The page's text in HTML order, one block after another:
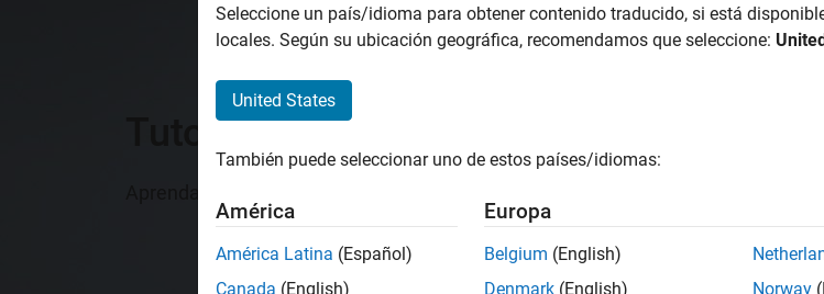
Tutoriales y vídeos
Seleccione un país/idioma para obtener contenido traducido, si está
locales. Según su ubicación geográfica, recomendamos que seleccione:
United States
También puede seleccionar uno de estos países/idiomas:
América
América Latina (Español)
Canada (English)
Europa
Belgium (English)
Denmark (English)
Norway